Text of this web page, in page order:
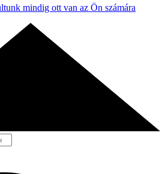
mindig ott van az Ön számára